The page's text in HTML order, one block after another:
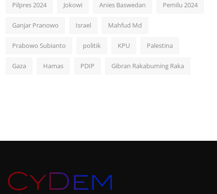
Pilpres 2024 Jokowi Anies Baswedan Pemilu 2024
Ganjar Pranowo Israel Mahfud Md
Prabowo Subianto politik KPU Palestina
Gaza Hamas PDIP Gibran Rakabuming Raka